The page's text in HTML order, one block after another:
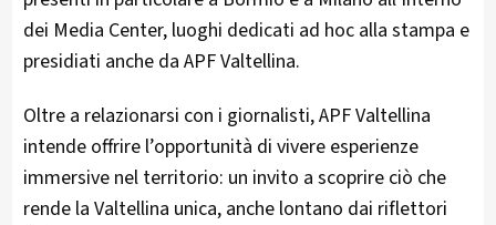
dei Media Center, luoghi dedicati ad hoc alla stampa e
presidiati anche da APF Valtellina.
Oltre a relazionarsi con i giornalisti, APF Valtellina
intende offrire l’opportunità di vivere esperienze
immersive nel territorio: un invito a scoprire ciò che
rende la Valtellina unica, anche lontano dai riflettori